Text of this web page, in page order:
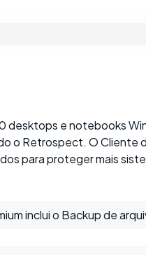
desktops e notebooks
o Retrospect. O Cliente
para proteger mais
inclui o Backup de